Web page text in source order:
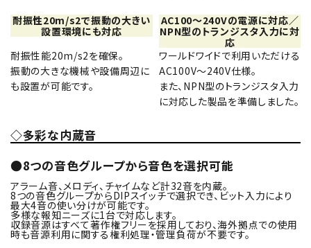
耐振性20m/s2で振動の大きい
設置環境にも対応
AC100～240Vの電源に対応／
NPN型のトランジスタ入力に対
応
耐振性能20m/s2を確保。
振動の大きな機械や設備周辺に
も設置が可能です。
ワールドワイドで利用いただける
AC100V～240V仕様。
また、NPN型のトランジスタ入力
に対応した製品を準備しました。
◇多彩な内蔵音
●8つの音色グループから音色を選択可能
アラーム音、メロディ、チャイムなど計32音を内蔵。
8つの音色グループからDIPスイッチで選択でき、ビット入力により
最大4音の使い分けが可能です。
多様な報知ニーズに1台で対応します。
収録音源はすべて著作権フリーを採用しており、海外拠点での使用
時も音源利用に関する権利処理・管理負荷が不要です。